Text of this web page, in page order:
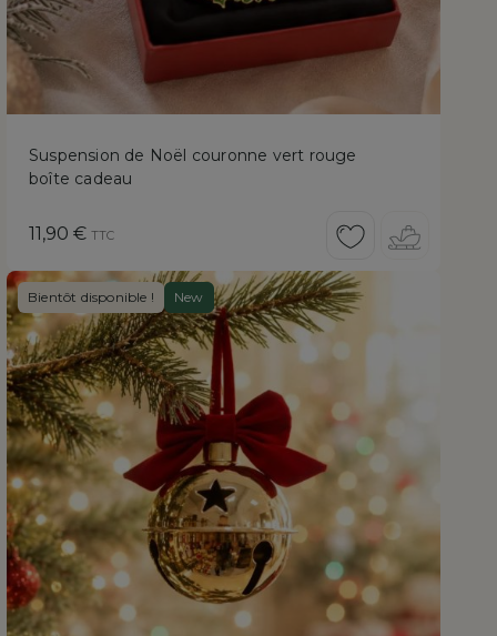
Suspension de Noël couronne vert rouge
boîte cadeau
Prix
11,90 € TTC
Bientôt disponible ! New